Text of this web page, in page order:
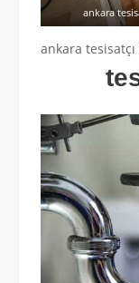
ankara
ankara